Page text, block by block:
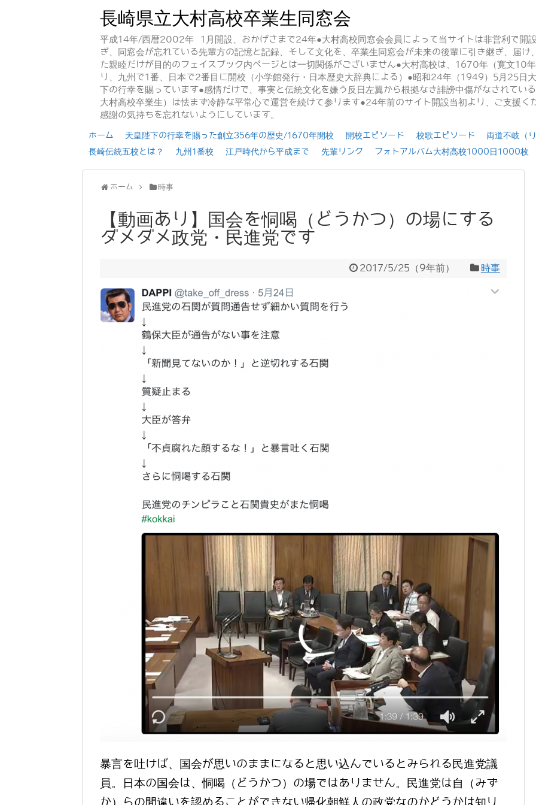
長崎県立大村高校卒業生同窓会
平成14年/西暦2002年 1月開設、おかげさまで24年●大村高校同窓会会員によって当サイトは非営利で開
ぎ、同窓会が忘れている先輩方の記憶と記録、そして文化を、卒業生同窓会が未来の後輩に引き継ぎ、届
た親睦だけが目的のフェイスブック内ページとは一切関係がございません●大村高校は、1670年（寛文10
り、九州で1番、日本で2番目に開校（小学館発行・日本歴史大辞典による）●昭和24年（1949）5月25日
下の行幸を賜っています●感情だけで、事実と伝統文化を嫌う反日左翼から根拠なき誹謗中傷がなされてい
大村高校卒業生）は怯まず冷静な平常心で運営を続けて参ります●24年前のサイト開設当初より、ご支援く
感謝の気持ちを忘れないようにしています。
ホーム 天皇陛下の行幸を賜った創立356年の歴史/1670年開校 開校エピソード 校歌エピソード
両道不岐（
長崎伝統五校とは？
九州1番校 江戸時代から平成まで 先輩リンク フォトアルバム大村高校1000日1000枚
ホーム 時事
【動画あり】国会を恫喝（どうかつ）の場にする
ダメダメ政党・民進党です
2017/5/25 （9年前） 時事
暴言を吐けば、国会が思いのままになると思い込んでいるとみられる民進党議
員。日本の国会は、恫喝（どうかつ）の場ではありません。民進党は自（みず
か）らの間違いを認めることができない帰化朝鮮人の政党なのかどうかは知り